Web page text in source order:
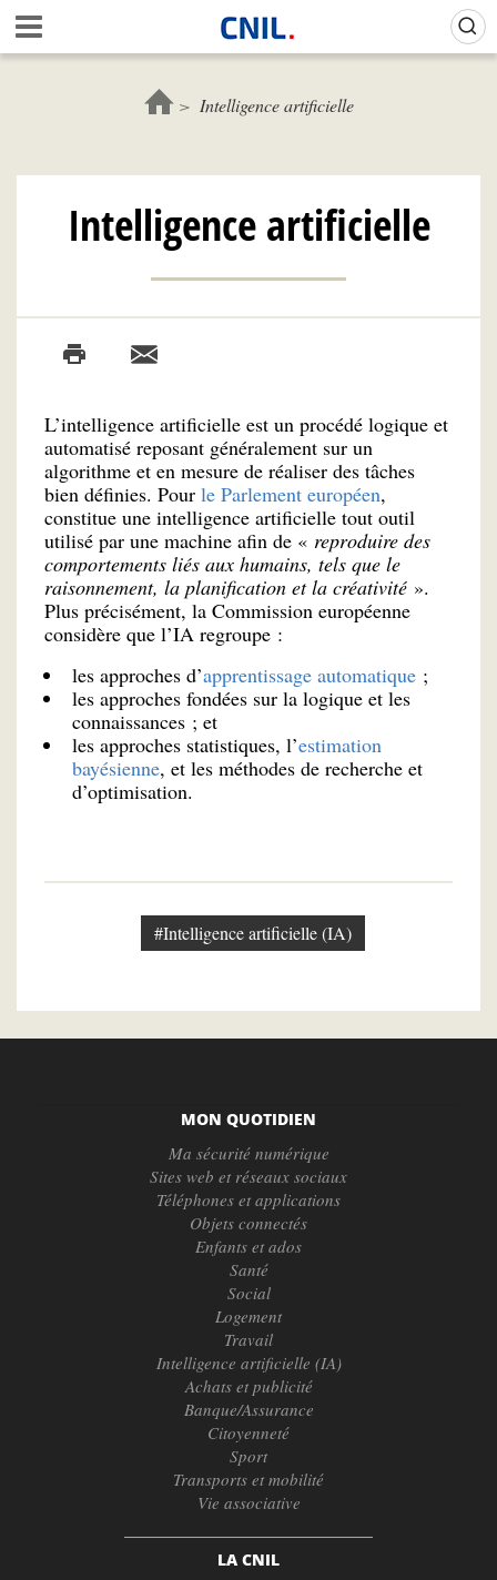
Aller
au
contenu
c
u
l
C
N
Intelligence artificielle
Intelligence artificielle
L’intelligence artificielle est un procédé logique et
automatisé reposant généralement sur un
algorithme et en mesure de réaliser des tâches
bien définies. Pour le Parlement européen,
constitue une intelligence artificielle tout outil
utilisé par une machine afin de « reproduire des
comportements liés aux humains, tels que le
raisonnement, la planification et la créativité ».
Plus précisément, la Commission européenne
considère que l’IA regroupe :
les approches d’apprentissage automatique ;
les approches fondées sur la logique et les
connaissances ; et
les approches statistiques, l’estimation
bayésienne, et les méthodes de recherche et
d’optimisation.
#Intelligence artificielle (IA)
MON QUOTIDIEN
Ma sécurité numérique
Sites web et réseaux sociaux
Téléphones et applications
Objets connectés
Enfants et ados
Santé
Social
Logement
Travail
Intelligence artificielle (IA)
Achats et publicité
Banque/Assurance
Citoyenneté
Sport
Transports et mobilité
Vie associative
LA CNIL
Gestion de vos préférences sur les cookies (témoins de connexion)